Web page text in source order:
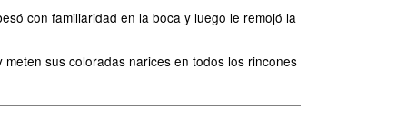
con familiaridad en la boca y luego le remojó la
sus coloradas narices en todos los rincones